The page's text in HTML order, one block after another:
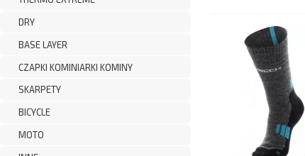
DRY
BASE LAYER
CZAPKI KOMINIARKI KOMINY
SKARPETY
BICYCLE
MOTO